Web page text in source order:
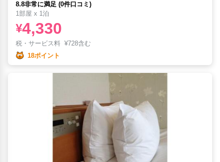
8.8非常に満足 (0件口コミ)
1部屋 x 1泊
¥4,330
税・サービス料 ¥728含む
18ポイント